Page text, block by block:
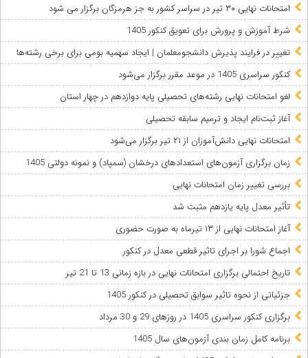
امتحانات نهایی ۳۰ تیر در سراسر کشور به جز هرمزگان برگزار می شود
شرط آموزش و پرورش برای تعویق کنکور 1405
تغییر در فرایند پذیرش دانشجومعلمان | ایجاد سهمیه بومی برای برخی رشته‌ها
کنکور سراسری 1405 در موعد مقرر برگزار می‌شود
لغو امتحانات نهایی رشته‌های تحصیلی پایه دوازدهم در چهار استان
آغاز ثبت‌نام ایجاد و ترمیم سابقه تحصیلی
امتحانات نهایی دانش‌آموزان از ۲۱ تیر برگزار می‌شود
زمان برگزاری آزمون‌های استعدادهای درخشان (سمپاد) و نمونه دولتی 1405
بررسی تغییر زمان امتحانات نهایی
تأثیر معدل پایه یازدهم مثبت شد
آغاز امتحانات نهایی از ۱۳ تیرماه به صورت حضوری
اجماع شورا بر اجرای تاثیر قطعی معدل در کنکور
تاریخ احتمالی برگزاری امتحانات نهایی در بازه زمانی 13 تا 21 تیر
جزئیاتی از نحوه تاثیر سوابق تحصیلی در کنکور 1405
برگزاری کنکور سراسری 1405 در روزهای 29 و 30 مرداد
برنامه کامل زمان بندی آزمون‌های سال 1405